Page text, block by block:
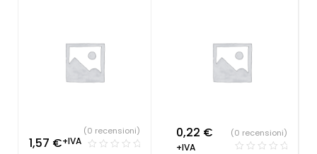
1,57 €+IVA
(0 recensioni) 0,22 €
+IVA
(0 recensioni)